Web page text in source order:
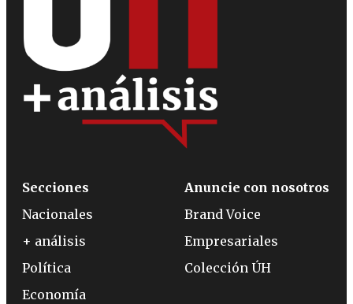
Secciones
Nacionales
+ análisis
Política
Economía
Anuncie con nosotros
Brand Voice
Empresariales
Colección ÚH